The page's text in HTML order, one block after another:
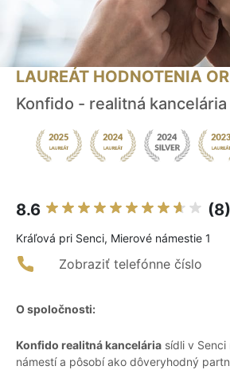
LAUREÁT HODNOTENIA
Konfido - realitná kancelária
8.6 (8)
Kráľová pri Senci, Mierové námestie 1
Zobraziť telefónne číslo
O spoločnosti:
Konfido realitná kancelária sídli v Senci
námestí a pôsobí ako dôveryhodný